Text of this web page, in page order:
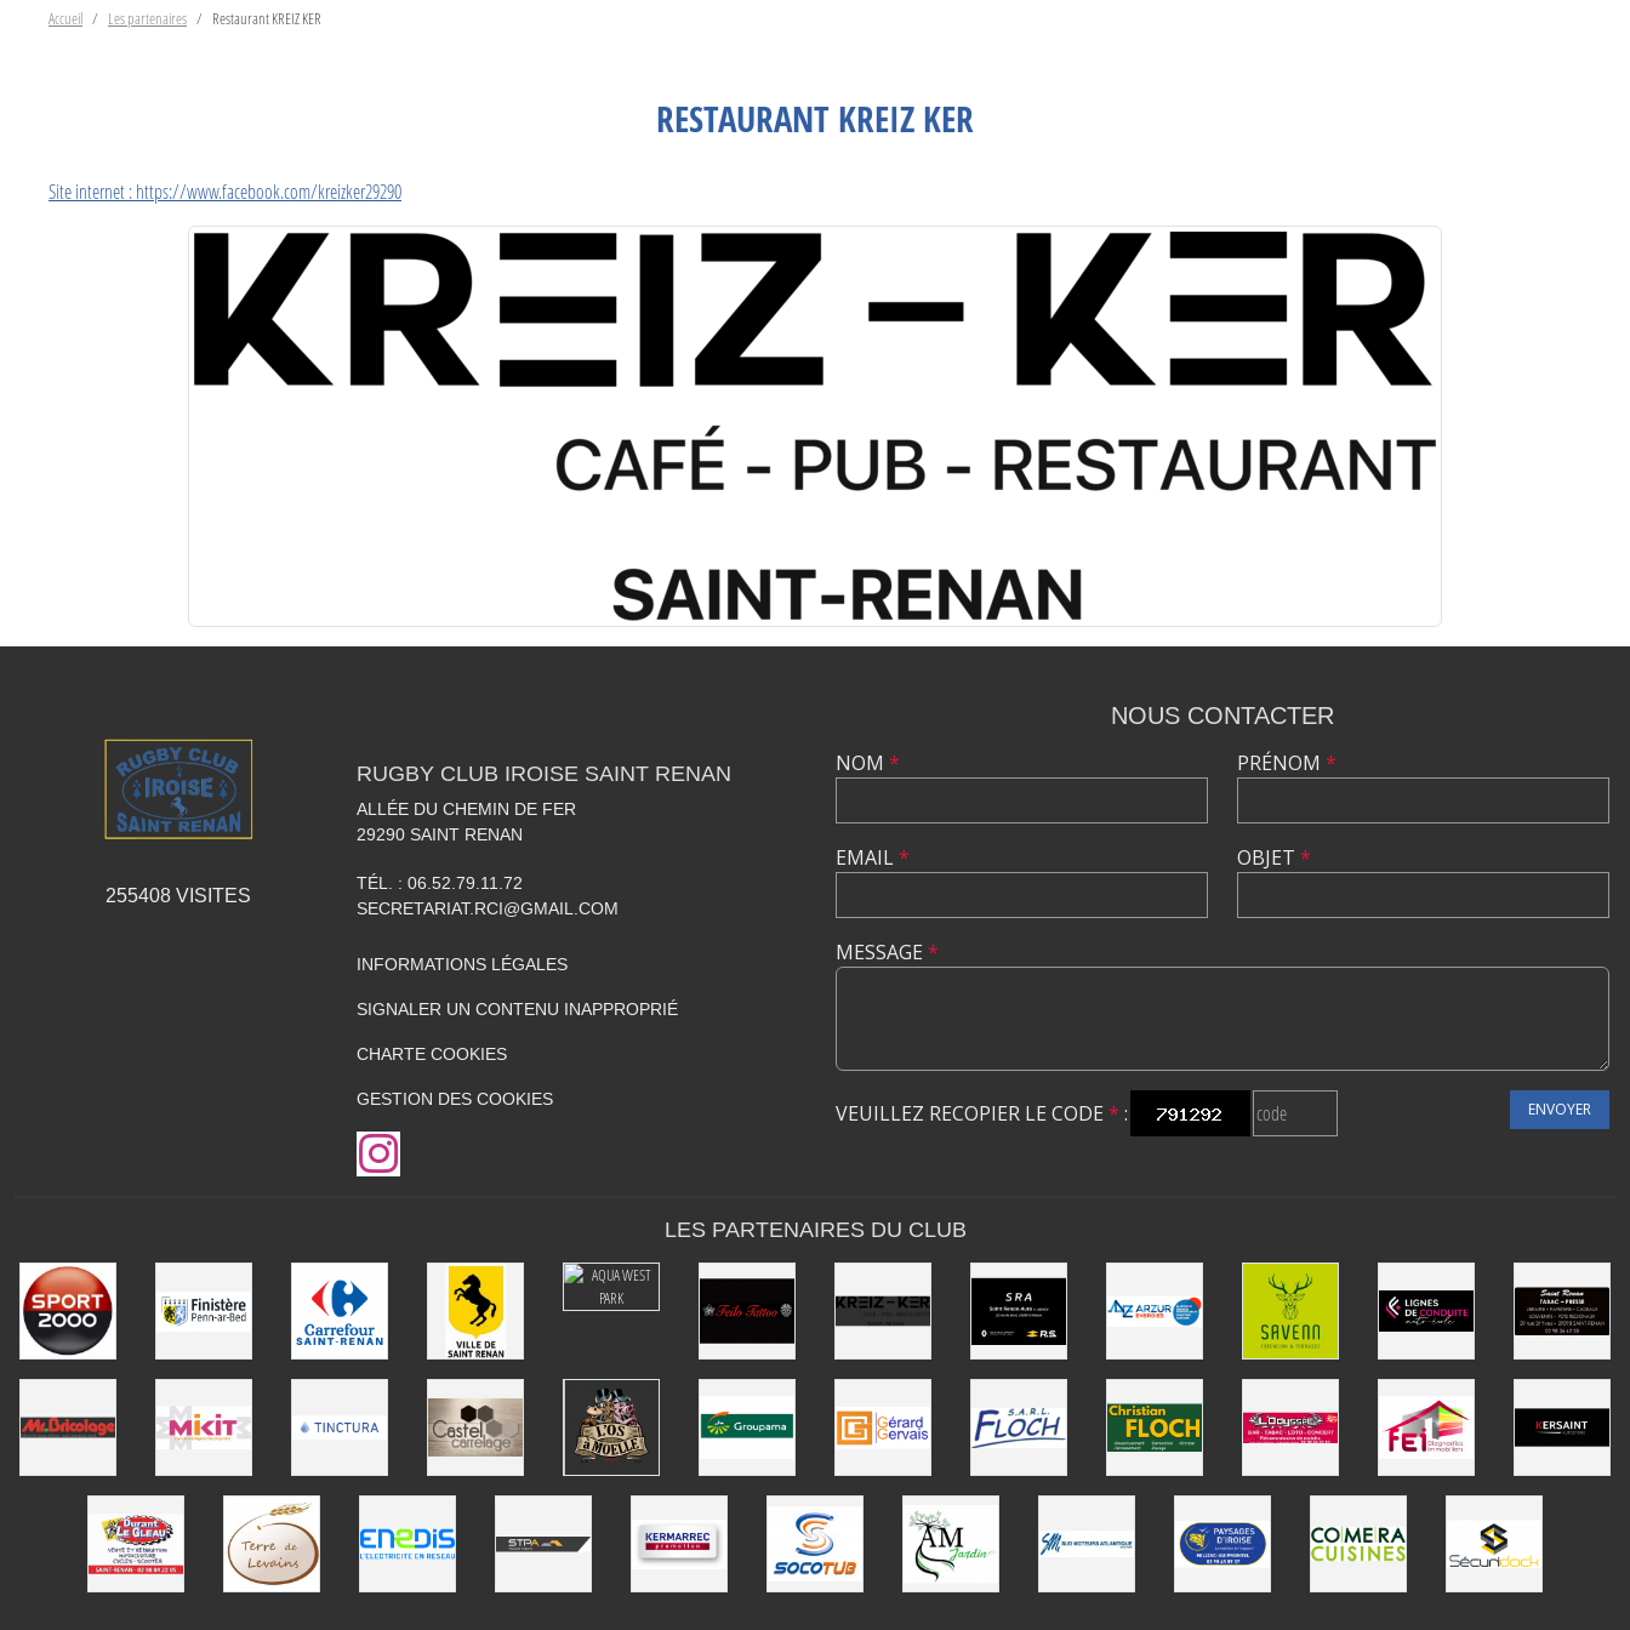
Accueil Les partenaires Restaurant KREIZ KER
RESTAURANT KREIZ KER
Site internet : https://www.facebook.com/kreizker29290
255408 VISITES
RUGBY CLUB IROISE SAINT RENAN
ALLÉE DU CHEMIN DE FER
29290 SAINT RENAN
TÉL. : 06.52.79.11.72
SECRETARIAT.RCI@GMAIL.COM
INFORMATIONS LÉGALES
SIGNALER UN CONTENU INAPPROPRIÉ
CHARTE COOKIES
GESTION DES COOKIES
NOUS CONTACTER
NOM *
EMAIL*
PRÉNOM *
OBJET *
MESSAGE *
VEUILLEZ RECOPIER LE CODE * : ENVOYER
LES PARTENAIRES DU CLUB